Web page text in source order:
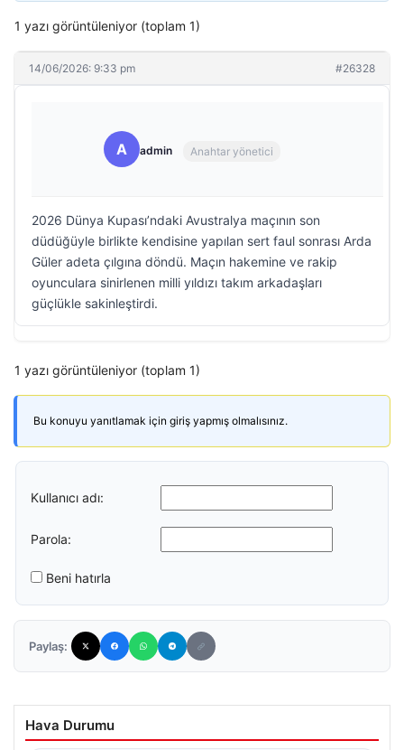
1 yazı görüntüleniyor (toplam 1)
14/06/2026: 9:33 pm #26328
A admin Anahtar yönetici
2026 Dünya Kupası’ndaki Avustralya maçının son
düdüğüyle birlikte kendisine yapılan sert faul sonrası Arda
Güler adeta çılgına döndü. Maçın hakemine ve rakip
oyunculara sinirlenen milli yıldızı takım arkadaşları
güçlükle sakinleştirdi.
1 yazı görüntüleniyor (toplam 1)
Bu konuyu yanıtlamak için giriş yapmış olmalısınız.
Kullanıcı adı:
Parola:
Beni hatırla
Paylaş:
Hava Durumu